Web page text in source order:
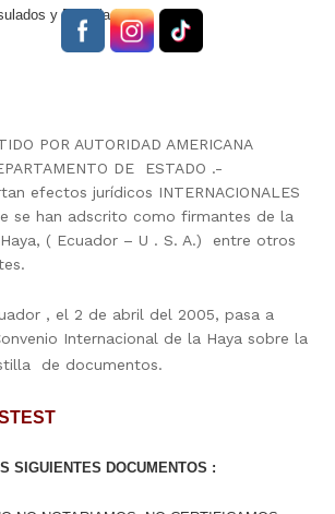
y Embajadas.
POR AUTORIDAD AMERICANA
DE ESTADO .-
efectos jurídicos INTERNACIONALES
se han adscrito como firmantes de la
( Ecuador – U . S. A.) entre otros
, el 2 de abril del 2005, pasa a
Internacional de la Haya sobre la
de documentos.
SIGUIENTES DOCUMENTOS :